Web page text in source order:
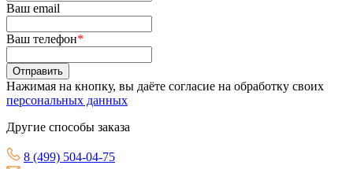
Ваш email
Ваш телефон*
Нажимая на кнопку, вы даёте согласие на обработку своих
персональных данных
Другие способы заказа
8 (499) 504-04-75